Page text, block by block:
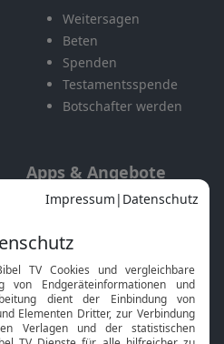
Weitersagen
Beten
Spenden
Testamentsspende
Botschafter werden
Apps & Angebote
Mobile App
Smart TV
HbbTV
Bibelthek Online-Bibel